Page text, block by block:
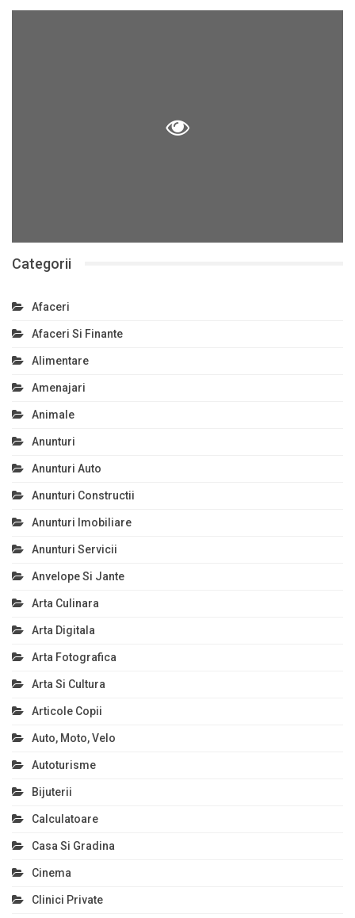
Categorii
Afaceri
Afaceri Si Finante
Alimentare
Amenajari
Animale
Anunturi
Anunturi Auto
Anunturi Constructii
Anunturi Imobiliare
Anunturi Servicii
Anvelope Si Jante
Arta Culinara
Arta Digitala
Arta Fotografica
Arta Si Cultura
Articole Copii
Auto, Moto, Velo
Autoturisme
Bijuterii
Calculatoare
Casa Si Gradina
Cinema
Clinici Private